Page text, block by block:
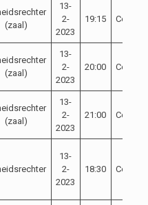
(zaal)
13-
2-
2023
19:15
(zaal)
13-
2-
2023
20:00
(zaal)
13-
2-
2023
21:00
13-
2-
2023
18:30